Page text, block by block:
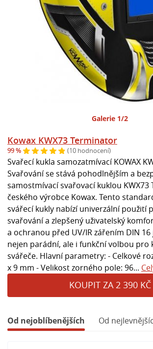
Galerie 1/2
Kowax KWX73 Terminator
99 % (10 hodnocení)
Svařecí kukla samozatmívací KOWAX
Svařování se stává pohodlnějším a
samostmívací svařovací kuklou
českého výrobce Kowax. Tento
svářecí kukly nabízí univerzální použití
svařování a zlepšený uživatelský
a ochranou před UV/IR zářením DIN
nejen parádní, ale i funkční volbou pro
svářeče. Hlavní parametry: - Celkové
x 9 mm - Velikost zorného pole: 96...
KOUPIT ZA 2 390 KČ
Od nejoblíbenějších Od